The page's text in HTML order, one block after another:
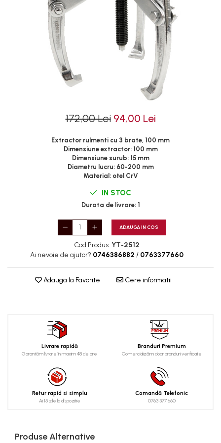
Clima/Aer conditionat
Cricuri cutie viteze
Dispozitive de sablat &
Dispozitive spalat piese
Dulapuri Bancuri Carucioare
Dulapuri echipate
Dulapuri pentru scule
Echipamente De Sudura
Magneti fixare sudura
Sudura In Puncte
Tig-Wig
Pompe si Cilindri Hidraulici
Pornire,Cabluri Curent
Schimb ulei
Accesorii schimb ulei
Chei buson baie ulei
Chei filtru ulei
Recuperatoare de ulei
172,00 Lei 94,00 Lei
Extractor rulmenti cu 3 brate, 100 mm
Dimensiune extractor: 100 mm
Dimensiune surub: 15 mm
Diametru lucru: 60-200 mm
Material: otel CrV
IN STOC
Durata de livrare:1
ADAUGA IN COS
Cod Produs: YT-2512
Ai nevoie de ajutor? 0746386882 / 0763377660
Adauga la Favorite Cere informatii
Livrare rapidă
Garantăm livrare în maxim 48 de ore
Branduri Premium
Comercializăm doar branduri verificate
Retur rapid si simplu
Ai 15 zile la dispozitie
Comandă Telefonic
0763 377 660
Produse Alternative